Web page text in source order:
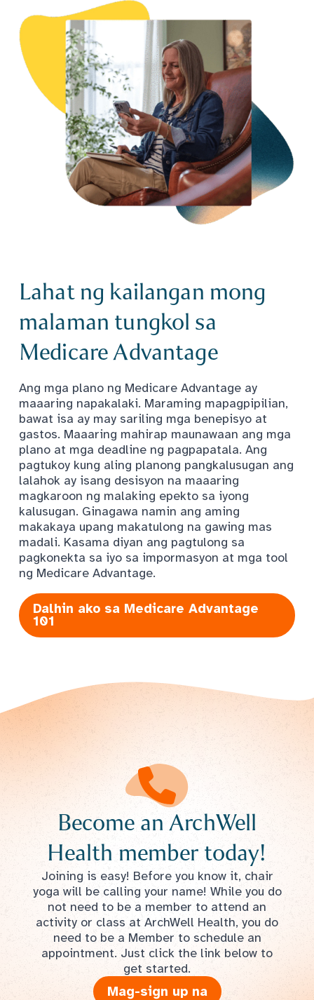
Lahat ng kailangan mong
malaman tungkol sa
Medicare Advantage
Ang mga plano ng Medicare Advantage ay
maaaring napakalaki. Maraming mapagpipilian,
bawat isa ay may sariling mga benepisyo at
gastos. Maaaring mahirap maunawaan ang mga
plano at mga deadline ng pagpapatala. Ang
pagtukoy kung aling planong pangkalusugan ang
lalahok ay isang desisyon na maaaring
magkaroon ng malaking epekto sa iyong
kalusugan. Ginagawa namin ang aming
makakaya upang makatulong na gawing mas
madali. Kasama diyan ang pagtulong sa
pagkonekta sa iyo sa impormasyon at mga tool
ng Medicare Advantage.
Dalhin ako sa Medicare Advantage
101
Become an ArchWell
Health member today!
Joining is easy! Before you know it, chair
yoga will be calling your name! While you do
not need to be a member to attend an
activity or class at ArchWell Health, you do
need to be a Member to schedule an
appointment. Just click the link below to
get started.
Mag-sign up na